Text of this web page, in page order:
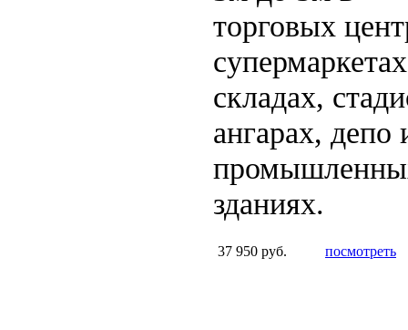
торговых
складах,
ангарах, депо
зданиях.
37 950 руб. посмотреть